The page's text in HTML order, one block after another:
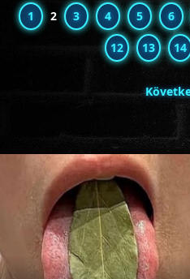
1 2 3 4 5 6
12 13 14